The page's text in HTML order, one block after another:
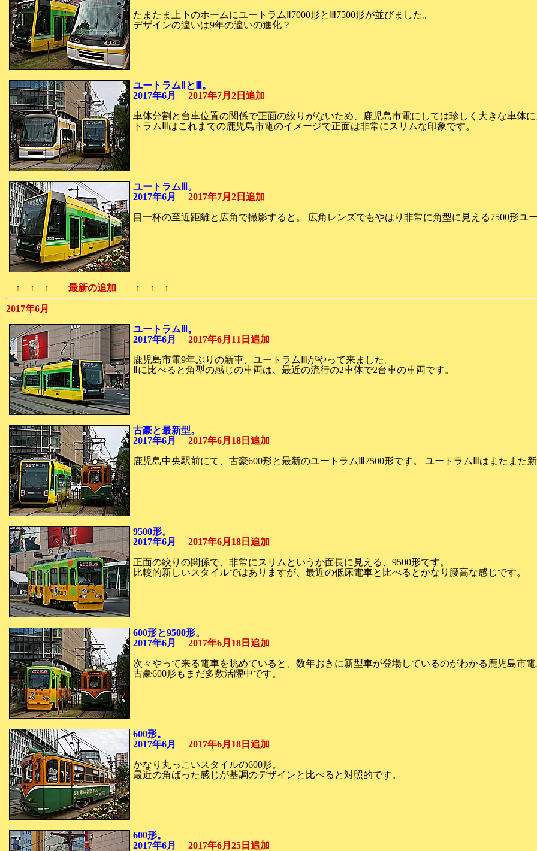
たまたま上下のホームにユートラムⅡ7000形とⅢ7500形が並びました。
デザインの違いは9年の違いの進化？
ユートラムⅡとⅢ。
2017年6月
2017年7月2日追加
車体分割と台車位置の関係で正面の絞りがないため、鹿児島市電にしては珍しく大きな車体
トラムⅢはこれまでの鹿児島市電のイメージで正面は非常にスリムな印象です。
ユートラムⅢ。
2017年6月
2017年7月2日追加
目一杯の至近距離と広角で撮影すると。 広角レンズでもやはり非常に角型に見える7500形ユ
↑ ↑ ↑ 最新の追加 ↑ ↑ ↑
2017年6月
ユートラムⅢ。
2017年6月
2017年6月11日追加
鹿児島市電9年ぶりの新車、ユートラムⅢがやって来ました。
Ⅱに比べると角型の感じの車両は、最近の流行の2車体で2台車の車両です。
古豪と最新型。
2017年6月
2017年6月18日追加
鹿児島中央駅前にて、古豪600形と最新のユートラムⅢ7500形です。 ユートラムⅢはまたまた
9500形。
2017年6月
2017年6月18日追加
正面の絞りの関係で、非常にスリムというか面長に見える、9500形です。
比較的新しいスタイルではありますが、最近の低床電車と比べるとかなり腰高な感じです。
600形と9500形。
2017年6月
2017年6月18日追加
次々やって来る電車を眺めていると、数年おきに新型車が登場しているのがわかる鹿児島市
古豪600形もまだ多数活躍中です。
600形。
2017年6月
2017年6月18日追加
かなり丸っこいスタイルの600形。
最近の角ばった感じが基調のデザインと比べると対照的です。
600形。
2017年6月
2017年6月25日追加